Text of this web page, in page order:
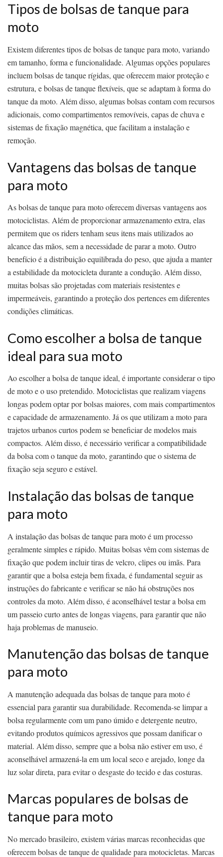
Tipos de bolsas de tanque para
moto
Existem diferentes tipos de bolsas de tanque para moto, variando
em tamanho, forma e funcionalidade. Algumas opções populares
incluem bolsas de tanque rígidas, que oferecem maior proteção e
estrutura, e bolsas de tanque flexíveis, que se adaptam à forma do
tanque da moto. Além disso, algumas bolsas contam com recursos
adicionais, como compartimentos removíveis, capas de chuva e
sistemas de fixação magnética, que facilitam a instalação e
remoção.
Vantagens das bolsas de tanque
para moto
As bolsas de tanque para moto oferecem diversas vantagens aos
motociclistas. Além de proporcionar armazenamento extra, elas
permitem que os riders tenham seus itens mais utilizados ao
alcance das mãos, sem a necessidade de parar a moto. Outro
benefício é a distribuição equilibrada do peso, que ajuda a manter
a estabilidade da motocicleta durante a condução. Além disso,
muitas bolsas são projetadas com materiais resistentes e
impermeáveis, garantindo a proteção dos pertences em diferentes
condições climáticas.
Como escolher a bolsa de tanque
ideal para sua moto
Ao escolher a bolsa de tanque ideal, é importante considerar o tipo
de moto e o uso pretendido. Motociclistas que realizam viagens
longas podem optar por bolsas maiores, com mais compartimentos
e capacidade de armazenamento. Já os que utilizam a moto para
trajetos urbanos curtos podem se beneficiar de modelos mais
compactos. Além disso, é necessário verificar a compatibilidade
da bolsa com o tanque da moto, garantindo que o sistema de
fixação seja seguro e estável.
Instalação das bolsas de tanque
para moto
A instalação das bolsas de tanque para moto é um processo
geralmente simples e rápido. Muitas bolsas vêm com sistemas de
fixação que podem incluir tiras de velcro, clipes ou imãs. Para
garantir que a bolsa esteja bem fixada, é fundamental seguir as
instruções do fabricante e verificar se não há obstruções nos
controles da moto. Além disso, é aconselhável testar a bolsa em
um passeio curto antes de longas viagens, para garantir que não
haja problemas de manuseio.
Manutenção das bolsas de tanque
para moto
A manutenção adequada das bolsas de tanque para moto é
essencial para garantir sua durabilidade. Recomenda-se limpar a
bolsa regularmente com um pano úmido e detergente neutro,
evitando produtos químicos agressivos que possam danificar o
material. Além disso, sempre que a bolsa não estiver em uso, é
aconselhável armazená-la em um local seco e arejado, longe da
luz solar direta, para evitar o desgaste do tecido e das costuras.
Marcas populares de bolsas de
tanque para moto
No mercado brasileiro, existem várias marcas reconhecidas que
oferecem bolsas de tanque de qualidade para motocicletas. Marcas